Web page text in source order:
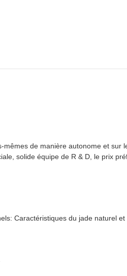
de manière autonome et sur
solide équipe de R & D, le prix
Caractéristiques du jade naturel